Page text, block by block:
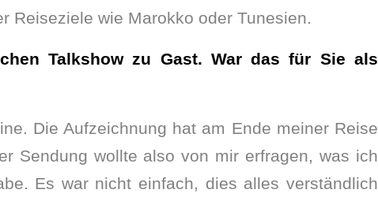
Reiseziele wie Marokko oder Tunesien.
Talkshow zu Gast. War das für Sie als
Die Aufzeichnung hat am Ende meiner Reise
Sendung wollte also von mir erfragen, was ich
Es war nicht einfach, dies alles verständlich